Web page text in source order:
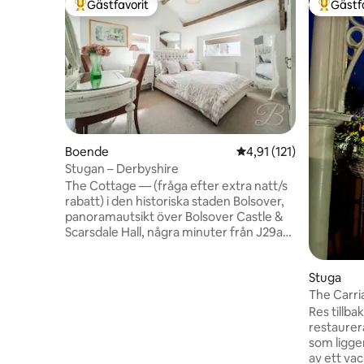
Populär gästfavorit
Gästfavorit
Boende 4,91 av 5 i
4,91 (121)
Stugan – Derbyshire
The Cottage — (fråga efter extra natt/s
rabatt) i den historiska staden Bolsover,
panoramautsikt över Bolsover Castle &
Scarsdale Hall, några minuter från J29a
Stuga
The
Res
som
av ett